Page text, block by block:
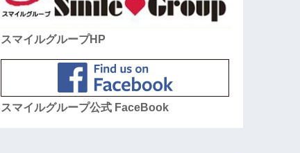
スマイルグループHP
スマイルグループ公式 FaceBook